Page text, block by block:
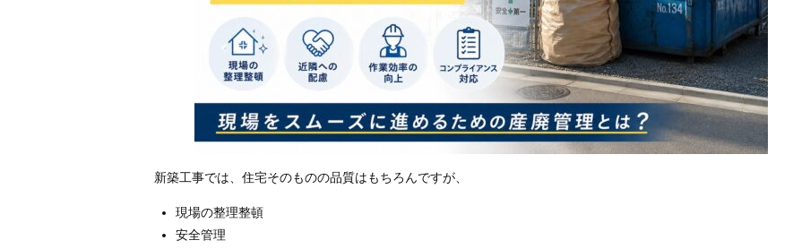
新築工事では、住宅そのものの品質はもちろんですが、
現場の整理整頓
安全管理